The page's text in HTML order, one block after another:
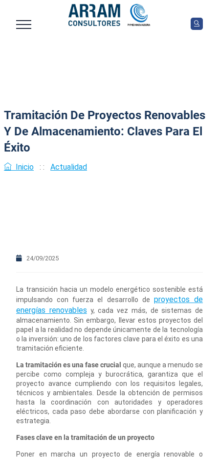
Tramitación De Proyectos Renovables
Y De Almacenamiento: Claves Para El
Éxito
Inicio : : Actualidad
24/09/2025
La transición hacia un modelo energético sostenible está
impulsando con fuerza el desarrollo de proyectos de
energías renovables y, cada vez más, de sistemas de
almacenamiento. Sin embargo, llevar estos proyectos del
papel a la realidad no depende únicamente de la tecnología
o la inversión: uno de los factores clave para el éxito es una
tramitación eficiente.
La tramitación es una fase crucial que, aunque a menudo se
percibe como compleja y burocrática, garantiza que el
proyecto avance cumpliendo con los requisitos legales,
técnicos y ambientales. Desde la obtención de permisos
hasta la coordinación con autoridades y operadores
eléctricos, cada paso debe abordarse con planificación y
estrategia.
Fases clave en la tramitación de un proyecto
Poner en marcha un proyecto de energía renovable o